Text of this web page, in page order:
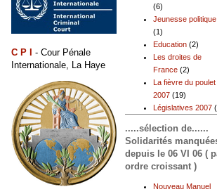
(6)
Jeunesse politique
(1)
Education (2)
Les droites de
France (2)
La fièvre du poulet
2007 (19)
Législatives 2007
.....sélection de......
Solidarités
depuis le 06 VI 06 (
ordre croissant )
Nouveau Manuel
C P I
- Cour Pénale
Internationale, La Haye